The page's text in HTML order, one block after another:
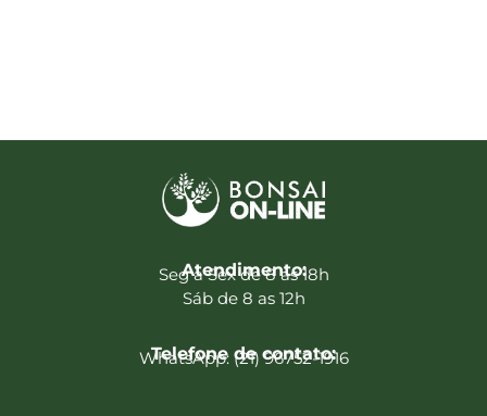
Atendimento:
Seg a Sex de 8 as 18h
Sáb de 8 as 12h
Telefone de contato:
WhatsApp: (21) 96752-1916